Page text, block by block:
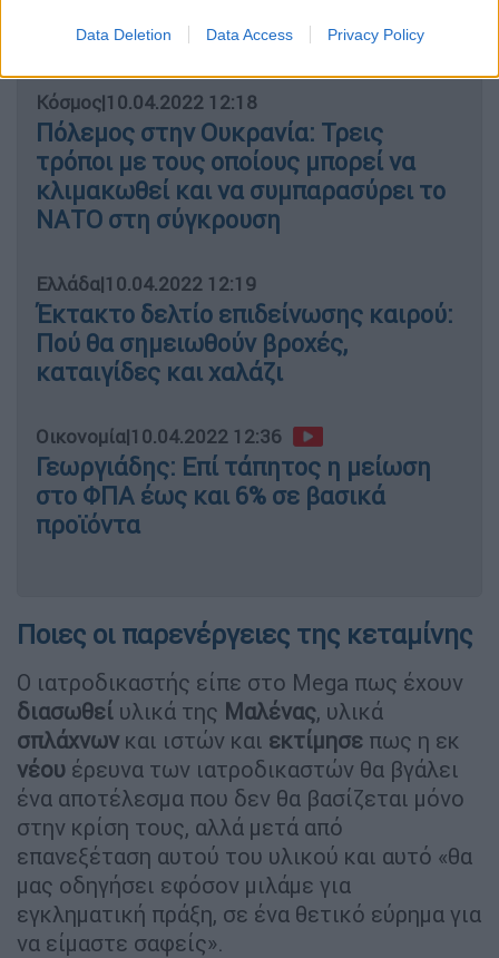
Data Deletion Data Access Privacy Policy
Voyage» μας ταξιδεύει στο διάστημα
Κόσμος|10.04.2022 12:18
Πόλεμος στην Ουκρανία: Τρεις
τρόποι με τους οποίους μπορεί να
κλιμακωθεί και να συμπαρασύρει το
ΝΑΤΟ στη σύγκρουση
Ελλάδα|10.04.2022 12:19
Έκτακτο δελτίο επιδείνωσης καιρού:
Πού θα σημειωθούν βροχές,
καταιγίδες και χαλάζι
Οικονομία|10.04.2022 12:36
Γεωργιάδης: Επί τάπητος η μείωση
στο ΦΠΑ έως και 6% σε βασικά
προϊόντα
Ποιες οι παρενέργειες της κεταμίνης
Ο ιατροδικαστής είπε στο Mega πως έχουν
διασωθεί υλικά της Μαλένας, υλικά
σπλάχνων και ιστών και εκτίμησε πως η εκ
νέου έρευνα των ιατροδικαστών θα βγάλει
ένα αποτέλεσμα που δεν θα βασίζεται μόνο
στην κρίση τους, αλλά μετά από
επανεξέταση αυτού του υλικού και αυτό «θα
μας οδηγήσει εφόσον μιλάμε για
εγκληματική πράξη, σε ένα θετικό εύρημα για
να είμαστε σαφείς».